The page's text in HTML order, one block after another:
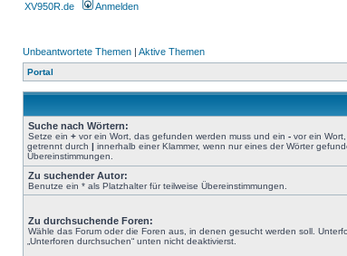
XV950R.de Anmelden
Unbeantwortete Themen | Aktive Themen
Portal
Suche nach Wörtern:
Setze ein + vor ein Wort, das gefunden werden muss und ein - vor ein
getrennt durch | innerhalb einer Klammer, wenn nur eines der Wörter
Übereinstimmungen.
Zu suchender Autor:
Benutze ein * als Platzhalter für teilweise Übereinstimmungen.
Zu durchsuchende Foren:
Wähle das Forum oder die Foren aus, in denen gesucht werden soll.
„Unterforen durchsuchen“ unten nicht deaktivierst.